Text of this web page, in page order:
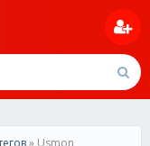
» Usmon